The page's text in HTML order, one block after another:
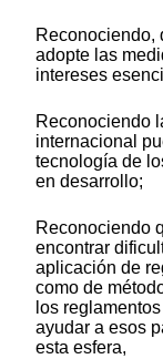
Reconociendo,
adopte las
intereses
Reconociendo
internacional
tecnología de
en desarrollo;
Reconociendo
encontrar
aplicación de
como de
los
ayudar a esos
esta esfera,